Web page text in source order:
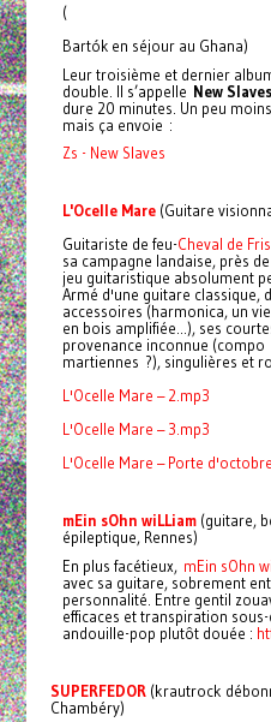
(
Bartók en séjour au Ghana)
Leur troisième et dernier
double. Il s’appelle New Slaves
dure 20 minutes. Un peu
mais ça envoie :
Zs - New Slaves
L'Ocelle Mare(Guitare
Guitariste de feu-Cheval de
sa campagne landaise, près
jeu guitaristique absolument
Armé d'une guitare classique,
accessoires (harmonica, un
en bois amplifiée...), ses
provenance inconnue
martiennes ?), singulières et
L'Ocelle Mare – 2.mp3
L'Ocelle Mare – 3.mp3
L'Ocelle Mare – Porte
mEin sOhn wiLLiam(guitare,
épileptique, Rennes)
En plus facétieux, mEin sOhn
avec sa guitare, sobrement
personnalité. Entre gentil
efficaces et transpiration
andouille-pop plutôt douée :
SUPERFEDOR(krautrock
Chambéry)